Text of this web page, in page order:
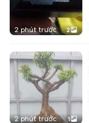
2 phút trước 2
2 phút trước 1